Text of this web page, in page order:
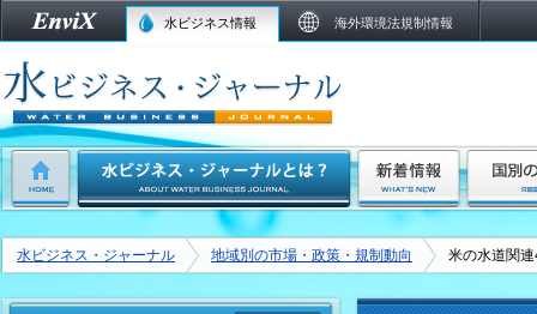
水ビジネス情報 海外環境法規制情報
水ビジネス・ジャーナル 地域別の市場・政策・規制動向 米の水道関